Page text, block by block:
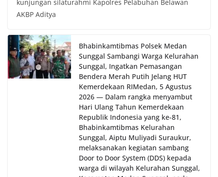
oleh Bhabinkamtibmas di wilayah Kelurahan
Sunggal sebagai bagian dari upaya menciptakan
warga dalam menyambut Hari Kemerdekaan RI.
kunjungan silaturahmi Kapolres Pelabuhan Belawan
AKBP Aditya
Bhabinkamtibmas Polsek Medan
Sunggal Sambangi Warga Kelurahan
Sunggal, Ingatkan Pemasangan
Bendera Merah Putih Jelang HUT
Kemerdekaan RI‎‎Medan, 5 Agustus
2026 — Dalam rangka menyambut
Hari Ulang Tahun Kemerdekaan
Republik Indonesia yang ke-81,
Bhabinkamtibmas Kelurahan
Sunggal, Aiptu Muliyadi Suraukur,
melaksanakan kegiatan sambang
Door to Door System (DDS) kepada
warga di wilayah Kelurahan Sunggal,